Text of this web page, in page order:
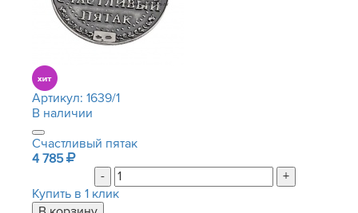
Артикул: 1639/1
В наличии
Счастливый пятак
4 785
-
+
Купить в 1 клик